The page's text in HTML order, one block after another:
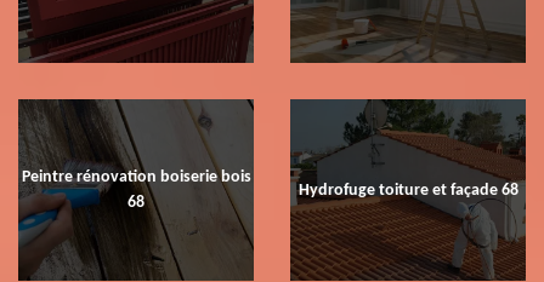
Peintre rénovation boiserie bois
68
Hydrofuge toiture et façade 68